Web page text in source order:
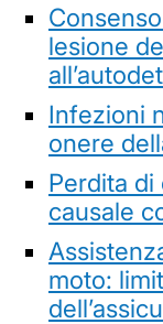
lesione
Infezioni
onere
Perdita di
causale
moto: